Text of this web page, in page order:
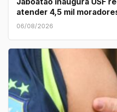
Jaboatão inaugura USF
atender 4,5 mil
06/08/2026